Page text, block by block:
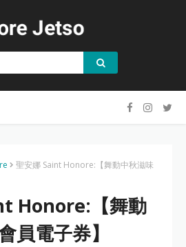
聖安娜 Saint Honore:【舞動中秋滋味
Honore:【舞動
員電子券】